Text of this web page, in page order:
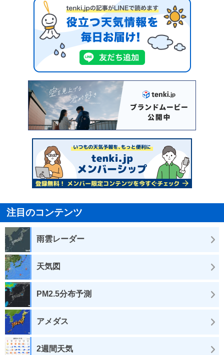
注目のコンテンツ
雨雲レーダー
天気図
PM2.5分布予測
アメダス
2週間天気